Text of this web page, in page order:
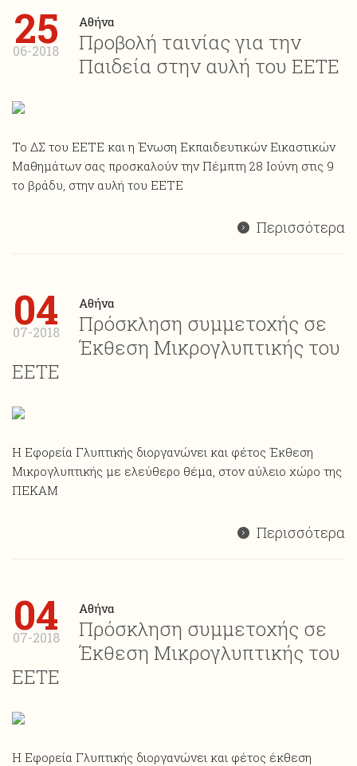
25
06-2018
Αθήνα
Προβολή ταινίας για την
Παιδεία στην αυλή του ΕΕΤΕ
Το ΔΣ του ΕΕΤΕ και η Ένωση Εκπαιδευτικών Εικαστικών
Μαθημάτων σας προσκαλούν την Πέμπτη 28 Ιούνη στις 9
το βράδυ, στην αυλή του ΕΕΤΕ
Περισσότερα
04
07-2018
Αθήνα
Πρόσκληση συμμετοχής σε
Έκθεση Μικρογλυπτικής του
ΕΕΤΕ
Η Εφορεία Γλυπτικής διοργανώνει και φέτος Έκθεση
Mικρογλυπτικής με ελεύθερο θέμα, στον αύλειο χώρο της
ΠΕΚΑΜ
Περισσότερα
04
07-2018
Αθήνα
Πρόσκληση συμμετοχής σε
Έκθεση Μικρογλυπτικής του
ΕΕΤΕ
Η Εφορεία Γλυπτικής διοργανώνει και φέτος έκθεση